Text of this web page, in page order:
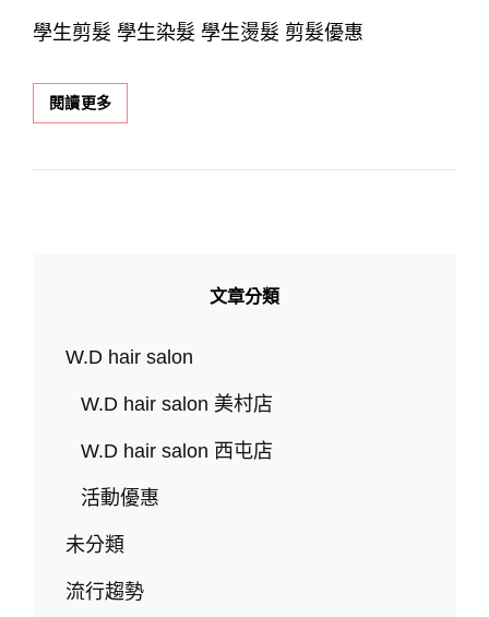
學生剪髮 學生染髮 學生燙髮 剪髮優惠
閱讀更多學
生
屬
短
OR
只
NT2500
中
廊
W.D-
文章分類
W.D hair salon
W.D hair salon 美村店
W.D hair salon 西屯店
活動優惠
未分類
流行趨勢